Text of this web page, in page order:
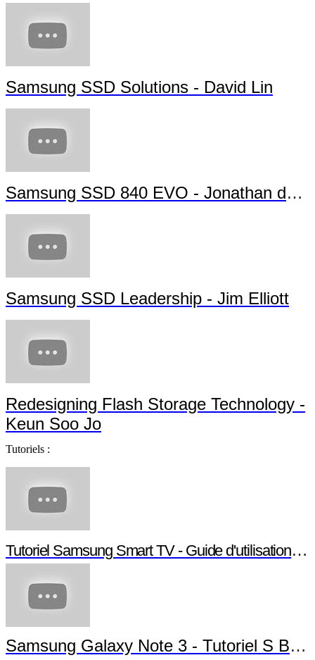
Samsung SSD Solutions - David Lin
Samsung SSD 840 EVO - Jonathan da
Samsung SSD Leadership - Jim Elliott
Redesigning Flash Storage Technology -
Keun Soo Jo
Tutoriels :
Tutoriel Samsung Smart TV - Guide d'utilisation
Samsung Galaxy Note 3 - Tutoriel S